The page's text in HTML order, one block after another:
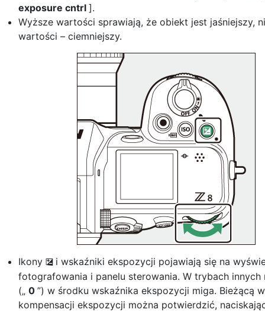
exposure cntrl ].
Wyższe wartości sprawiają, że obiekt jest jaśniejszy,
wartości – ciemniejszy.
Ikony E i wskaźniki ekspozycji pojawiają się na
fotografowania i panelu sterowania. W trybach
(„ 0 ”) w środku wskaźnika ekspozycji miga. Bieżącą
kompensacji ekspozycji można potwierdzić,